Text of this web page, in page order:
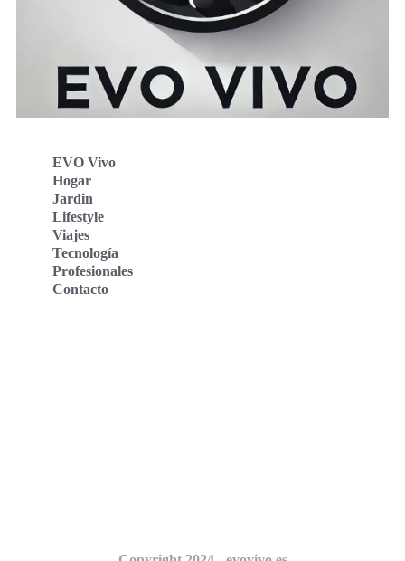
EVO Vivo
Hogar
Jardin
Lifestyle
Viajes
Tecnología
Profesionales
Contacto